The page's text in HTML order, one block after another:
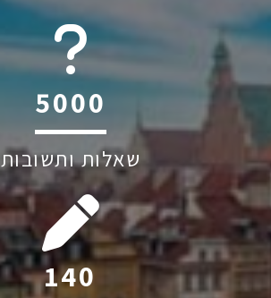
6044
שאלות ותשובות
209